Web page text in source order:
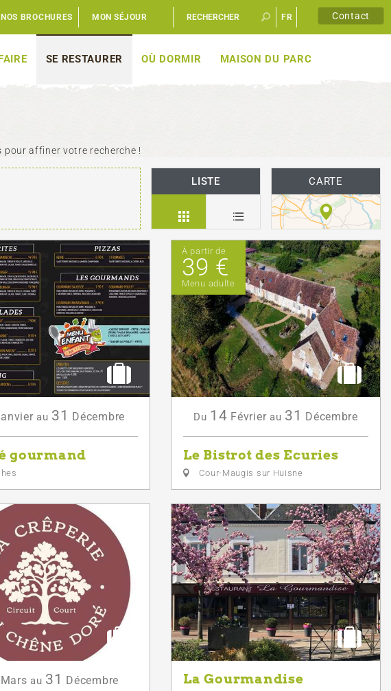
Contact
FR
MON SÉJOUR
NOS BROCHURES
SE RESTAURER OÙ DORMIR MAISON DU PARC
pour affiner votre recherche !
LISTE CARTE
au 31 Décembre
gourmand
À partir de
39 €
Menu adulte
Du 14 Février au 31 Décembre
Le Bistrot des Ecuries
Cour-Maugis sur Huisne
Mars au 31 Décembre La Gourmandise